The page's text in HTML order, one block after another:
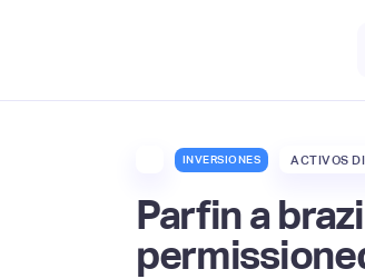
INVERSIONES ACTIVOS
Parfin a